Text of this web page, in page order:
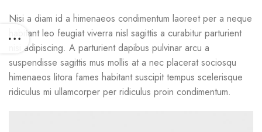
Nisi a diam id a himenaeos condimentum laoreet per a neque
habitant leo feugiat viverra nisl sagittis a curabitur parturient
nisi adipiscing. A parturient dapibus pulvinar arcu a
suspendisse sagittis mus mollis at a nec placerat sociosqu
himenaeos litora fames habitant suscipit tempus scelerisque
ridiculus mi ullamcorper per ridiculus proin condimentum.